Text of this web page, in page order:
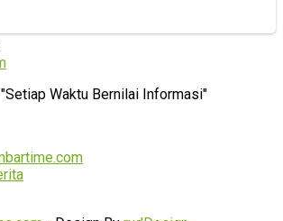
Waktu Bernilai Informasi"